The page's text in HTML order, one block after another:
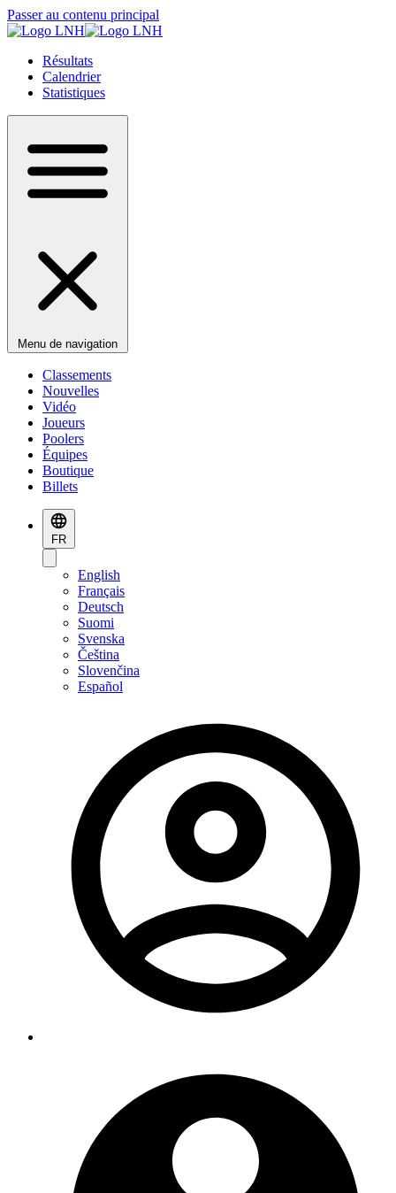
Passer au contenu principal
Résultats
Calendrier
Statistiques
Menu de navigation
Classements
Nouvelles
Vidéo
Joueurs
Poolers
Équipes
Boutique
Billets
FR
English
Français
Deutsch
Suomi
Svenska
Čeština
Slovenčina
Español